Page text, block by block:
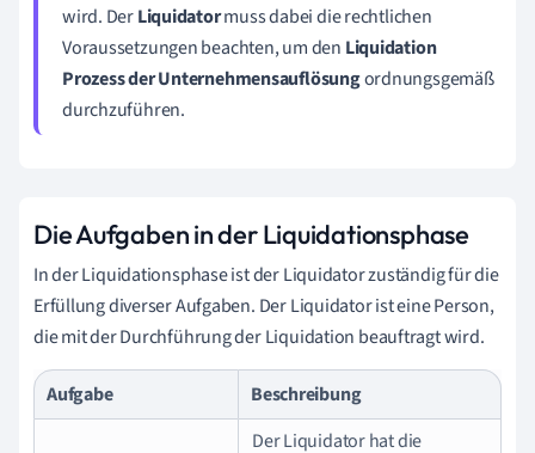
wird. DerLiquidatormuss dabei die rechtlichen
Voraussetzungen beachten, um den Liquidation
Prozess der Unternehmensauflösungordnungsgemäß
durchzuführen.
Die Aufgaben in der Liquidationsphase
In der Liquidationsphase ist der Liquidator zuständig für die
Erfüllung diverser Aufgaben. Der Liquidator ist eine Person,
die mit der Durchführung der Liquidation beauftragt wird.
Aufgabe
Beschreibung
Der Liquidator hat die